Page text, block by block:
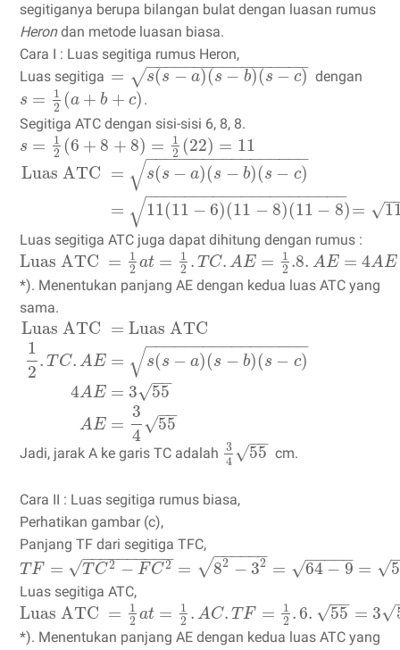
segitiganya berupa bilangan bulat dengan luasan rumus
Herondan metode luasan biasa.
Cara I : Luas segitiga rumus Heron,
Luas segitiga = s(s − a)(s − b)(s − c)
− −
−−−−−−−−−−−−−−−
√ dengan
s =
1
2 (a + b + c) .
Segitiga ATC dengan sisi-sisi 6, 8, 8.
s =
1
2 (6 + 8 + 8) =
1
2 (22) = 11
Luas ATC = s(s − a)(s − b)(s − c)
− −
−−−−−−−−−−−−−−−
√
= 11(11 − 6)(11 − 8)(11 − 8)
− −
−−−−−−−−−−−−−−−−−−−
√ = −
√
Luas segitiga ATC juga dapat dihitung dengan rumus :
Luas ATC =
1
2 at =
1
2 . T C. AE =
1
2 .8. AE = 4AE
*). Menentukan panjang AE dengan kedua luas ATC yang
sama.
Luas ATC
1
2
. T C. AE
4AE
A E
= Luas ATC
=
s(s − a)(s − b)(s − c)
− −
−−−−−−−−−−−−−−−
√
= 3 55
−−
√
=
3
4
55
−−
√
Jadi, jarak A ke garis TC adalah 3
4
55
−−
√ cm.
Cara II : Luas segitiga rumus biasa,
Perhatikan gambar (c),
Panjang TF dari segitiga TFC,
T F = T C2 − F C2
− −
−−−−−−−−
√ = 82 − 32
− −
−−−−
√ = 64 − 9
− −
−−−
√ = √
Luas segitiga ATC,
Luas ATC =
1
2 at =
1
2 . AC. T F =
1
2 .6. 55
−−
√ = 3√
*). Menentukan panjang AE dengan kedua luas ATC yang